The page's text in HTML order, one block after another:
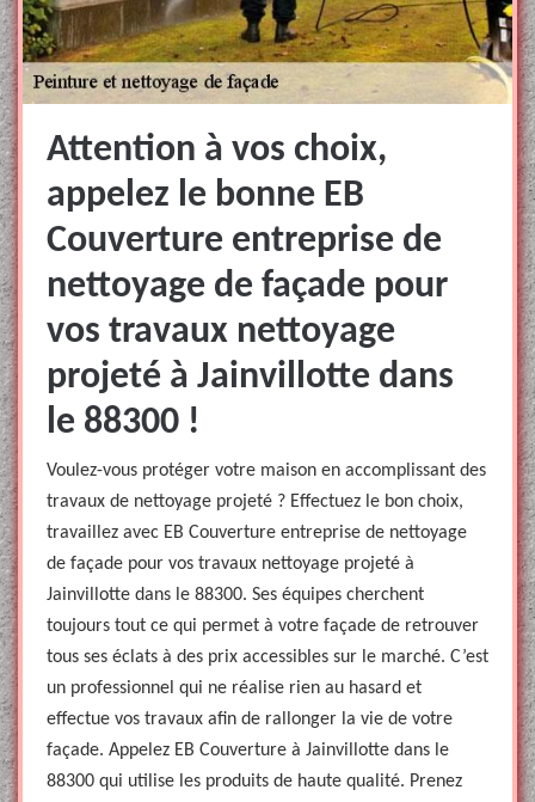
Attention à vos choix,
appelez le bonne EB
Couverture entreprise de
nettoyage de façade pour
vos travaux nettoyage
projeté à Jainvillotte dans
le 88300 !
Voulez-vous protéger votre maison en accomplissant des
travaux de nettoyage projeté ? Effectuez le bon choix,
travaillez avec EB Couverture entreprise de nettoyage
de façade pour vos travaux nettoyage projeté à
Jainvillotte dans le 88300. Ses équipes cherchent
toujours tout ce qui permet à votre façade de retrouver
tous ses éclats à des prix accessibles sur le marché. C’est
un professionnel qui ne réalise rien au hasard et
effectue vos travaux afin de rallonger la vie de votre
façade. Appelez EB Couverture à Jainvillotte dans le
88300 qui utilise les produits de haute qualité. Prenez